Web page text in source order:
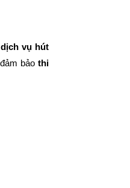
dịch vụ hút
bảo thi